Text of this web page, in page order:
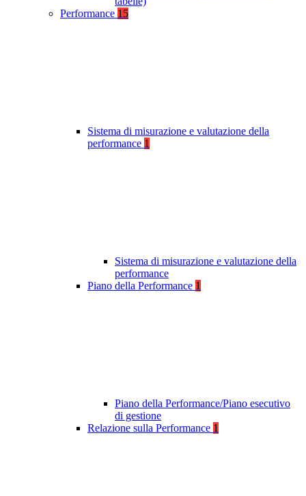
Performance 15
Sistema di misurazione e valutazione della
performance 1
Sistema di misurazione e valutazione della
performance
Piano della Performance 1
Piano della Performance/Piano esecutivo
di gestione
Relazione sulla Performance 1